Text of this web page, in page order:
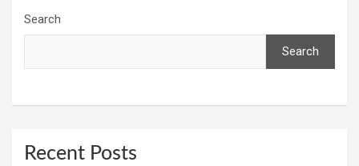
Search
Search
Recent Posts